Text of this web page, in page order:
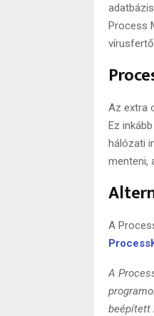
Process
Az extra
Ez
hálózati
menteni,
A
A
beépített